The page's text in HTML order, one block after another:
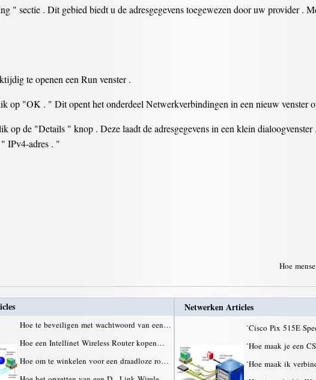
sectie . Dit gebied biedt u de adresgegevens toegewezen door uw provider .
te openen een Run venster .
"OK . " Dit opent het onderdeel Netwerkverbindingen in een nieuw venster
de "Details " knop . Deze laadt de adresgegevens in een klein dialoogvenster
IPv4-adres . "
Hoe
Hoe te beveiligen met wachtwoord van een…
Hoe een Intellinet Wireless Router kopen…
Hoe om te winkelen voor een draadloze ro…
Netwerken Articles
·Cisco Pix 515E
·Hoe maak je een
·Hoe maak ik